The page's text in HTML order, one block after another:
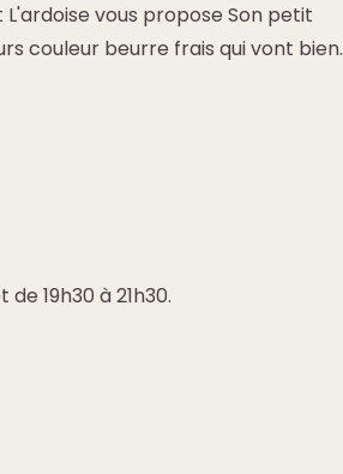
vous propose Son petit
couleur beurre frais qui vont bien.
19h30 à 21h30.